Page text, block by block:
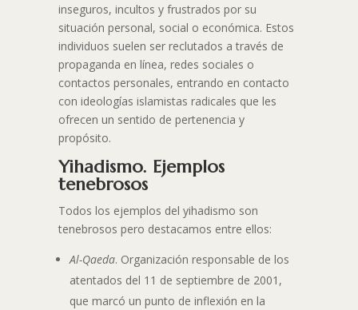
inseguros, incultos y frustrados por su
situación personal, social o económica. Estos
individuos suelen ser reclutados a través de
propaganda en línea, redes sociales o
contactos personales, entrando en contacto
con ideologías islamistas radicales que les
ofrecen un sentido de pertenencia y
propósito.
Yihadismo. Ejemplos
tenebrosos
Todos los ejemplos del yihadismo son
tenebrosos pero destacamos entre ellos:
Al-Qaeda. Organización responsable de los
atentados del 11 de septiembre de 2001,
que marcó un punto de inflexión en la